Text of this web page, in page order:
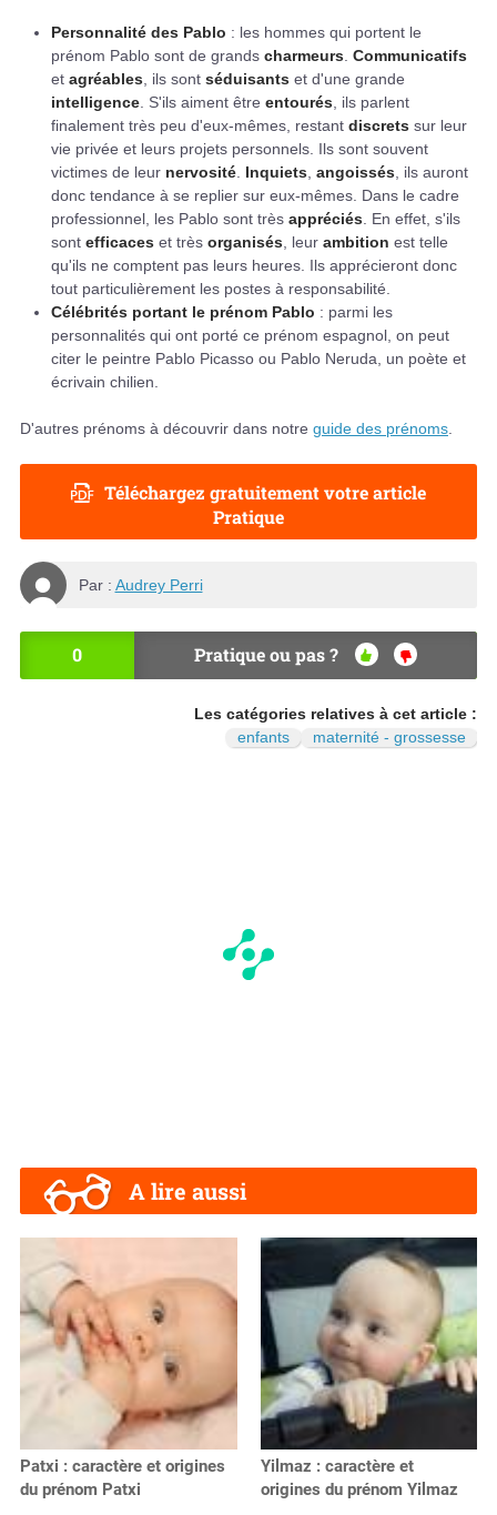
Personnalité des Pablo : les hommes qui portent le
prénom Pablo sont de grands charmeurs Communicatifs
et agréables , ils sont séduisants et d'une grande
intelligence . S'ils aiment être entourés , ils parlent
finalement très peu d'eux-mêmes, restant discrets sur leur
vie privée et leurs projets personnels. Ils sont souvent
victimes de leur nervosité Inquiets angoissés , ils auront
donc tendance à se replier sur eux-mêmes. Dans le cadre
professionnel, les Pablo sont très appréciés . En effet, s'ils
sont efficaces et très organisés , leur ambition est telle
qu'ils ne comptent pas leurs heures. Ils apprécieront donc
tout particulièrement les postes à responsabilité.
Célébrités portant le prénom Pablo : parmi les
personnalités qui ont porté ce prénom espagnol, on peut
citer le peintre Pablo Picasso ou Pablo Neruda, un poète et
écrivain chilien.
D'autres prénoms à découvrir dans notre guide des prénoms
Téléchargez gratuitement votre article
Pratique
Par : Audrey Perri
0 Pratique ou pas ?
OU
NO
N
Les catégories relatives à cet article :
enfants
maternité - grossesse
A lire aussi
Patxi : caractère et origines
du prénom Patxi
Yilmaz : caractère et
origines du prénom Yilmaz